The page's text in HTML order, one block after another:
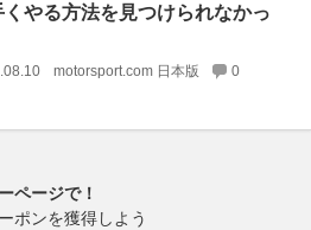
くやる方法を見つけられなかっ
motorsport.com 日本版 0
ページで！
ポンを獲得しよう